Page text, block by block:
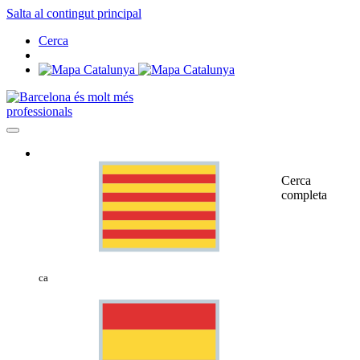
Salta al contingut principal
Cerca
professionals
ca
Cerca
completa